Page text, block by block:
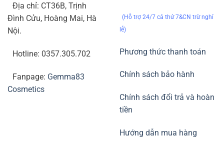
Địa chỉ: CT36B, Trịnh
Đình Cửu, Hoàng Mai, Hà
Nội.
Hotline: 0357.305.702
Fanpage: Gemma83
Cosmetics
(Hỗ trợ 24/7 cả thứ 7&CN trừ nghỉ
lễ)
Phương thức thanh toán
Chính sách bảo hành
Chính sách đổi trả và hoàn
tiền
Hướng dẫn mua hàng